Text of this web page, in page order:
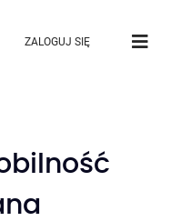
ZALOGUJ SIĘ